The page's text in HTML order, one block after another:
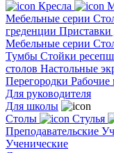
Кресла
Мебельные серии
греденции Приставки
Мебельные серии
Тумбы Стойки
столов Настольные
Перегородки Рабочие
Для руководителя
Для школы
Столы
Стулья
Преподавательские
Ученические